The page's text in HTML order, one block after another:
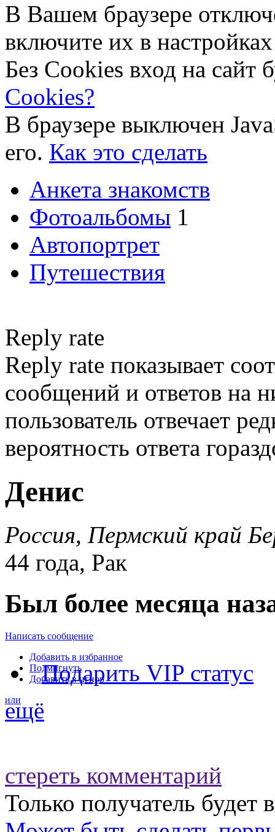
В Вашем браузере
включите их в
Без Cookies вход на сайт
Cookies?
В браузере выключен
его. Как это сделать
Анкета знакомств
Фотоальбомы 1
Автопортрет
Путешествия
Reply rate
Reply rate показывает
сообщений и ответов на
пользователь отвечает
вероятность ответа
Денис
Россия, Пермский край
44 года, Рак
Был более месяца
Написать сообщение
Добавить в избранное
Подмигнуть
Добавить в игнор
или
Подарить VIP статус
ещё
стереть комментарий
Только получатель